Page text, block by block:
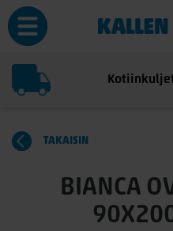
TAKAISIN
BIANCA